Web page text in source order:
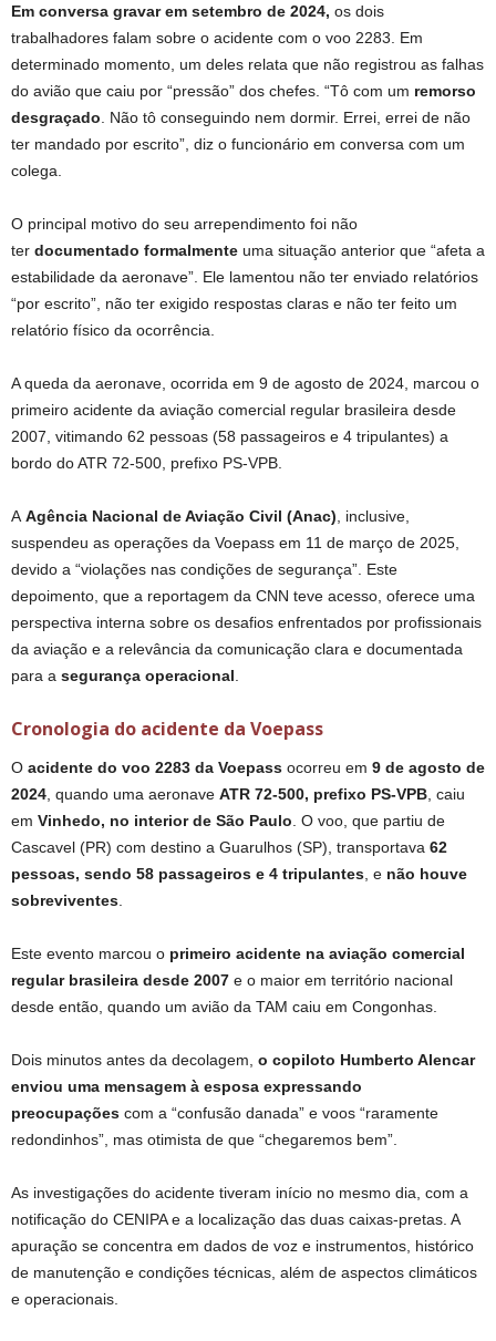
Em conversa gravar em setembro de 2024, os dois
trabalhadores falam sobre o acidente com o voo 2283. Em
determinado momento, um deles relata que não registrou as falhas
do avião que caiu por “pressão” dos chefes. “Tô com um remorso
desgraçado . Não tô conseguindo nem dormir. Errei, errei de não
ter mandado por escrito”, diz o funcionário em conversa com um
colega.
O principal motivo do seu arrependimento foi não
ter documentado formalmente uma situação anterior que “afeta a
estabilidade da aeronave”. Ele lamentou não ter enviado relatórios
“por escrito”, não ter exigido respostas claras e não ter feito um
relatório físico da ocorrência.
A queda da aeronave, ocorrida em 9 de agosto de 2024, marcou o
primeiro acidente da aviação comercial regular brasileira desde
2007, vitimando 62 pessoas (58 passageiros e 4 tripulantes) a
bordo do ATR 72-500, prefixo PS-VPB.
A Agência Nacional de Aviação Civil (Anac) , inclusive,
suspendeu as operações da Voepass em 11 de março de 2025,
devido a “violações nas condições de segurança”. Este
depoimento, que a reportagem da CNN teve acesso, oferece uma
perspectiva interna sobre os desafios enfrentados por profissionais
da aviação e a relevância da comunicação clara e documentada
para a segurança operacional
Cronologia do acidente da Voepass
O acidente do voo 2283 da Voepass ocorreu em 9 de agosto de
2024 , quando uma aeronave ATR 72-500, prefixo PS-VPB , caiu
em Vinhedo, no interior de São Paulo . O voo, que partiu de
Cascavel (PR) com destino a Guarulhos (SP), transportava 62
pessoas, sendo 58 passageiros e 4 tripulantes , e não houve
sobreviventes
Este evento marcou o primeiro acidente na aviação comercial
regular brasileira desde 2007 e o maior em território nacional
desde então, quando um avião da TAM caiu em Congonhas.
Dois minutos antes da decolagem, o copiloto Humberto Alencar
enviou uma mensagem à esposa expressando
preocupações com a “confusão danada” e voos “raramente
redondinhos”, mas otimista de que “chegaremos bem”.
As investigações do acidente tiveram início no mesmo dia, com a
notificação do CENIPA e a localização das duas caixas-pretas. A
apuração se concentra em dados de voz e instrumentos, histórico
de manutenção e condições técnicas, além de aspectos climáticos
e operacionais.